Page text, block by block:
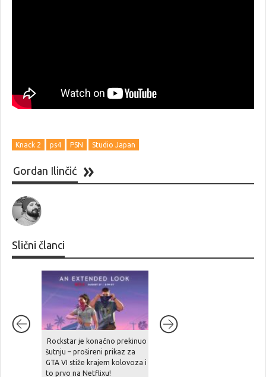
Knack 2 ps4 PSN Studio Japan
Gordan Ilinčić
Slični članci
Rockstar je konačno prekinuo
šutnju – prošireni prikaz za
GTA VI stiže krajem kolovoza i
to prvo na Netflixu!